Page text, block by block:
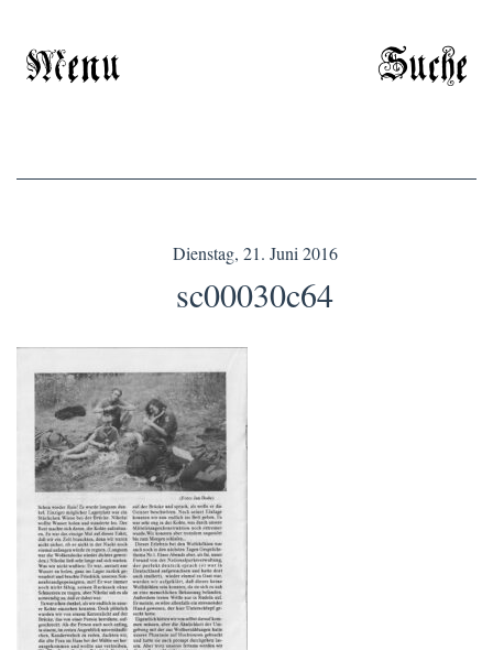
Menu Suche
Dienstag, 21. Juni 2016
sc00030c64